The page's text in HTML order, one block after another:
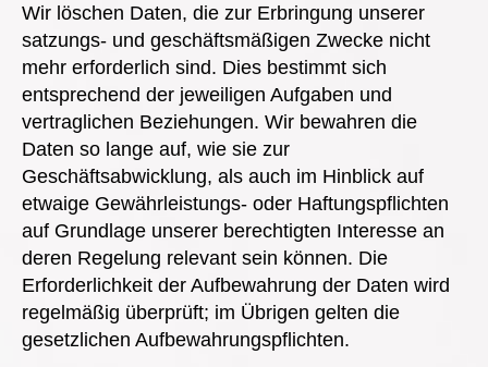
Wir löschen Daten, die zur Erbringung unserer
satzungs- und geschäftsmäßigen Zwecke nicht
mehr erforderlich sind. Dies bestimmt sich
entsprechend der jeweiligen Aufgaben und
vertraglichen Beziehungen. Wir bewahren die
Daten so lange auf, wie sie zur
Geschäftsabwicklung, als auch im Hinblick auf
etwaige Gewährleistungs- oder Haftungspflichten
auf Grundlage unserer berechtigten Interesse an
deren Regelung relevant sein können. Die
Erforderlichkeit der Aufbewahrung der Daten wird
regelmäßig überprüft; im Übrigen gelten die
gesetzlichen Aufbewahrungspflichten.